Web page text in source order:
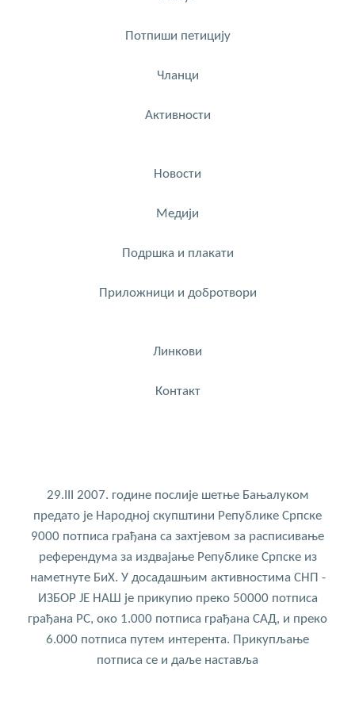
Потпиши петицију
Чланци
Активности
Новости
Медији
Подршка и плакати
Приложници и добротвори
Линкови
Контакт
29.III 2007. године послије шетње Бањалуком
предато је Народној скупштини Републике Српске
9000 потписа грађана са захтјевом за расписивање
референдума за издвајање Републике Српске из
наметнуте БиХ. У досадашњим активностима СНП -
ИЗБОР ЈЕ НАШ је прикупио преко 50000 потписа
грађана РС, око 1.000 потписа грађана САД, и преко
6.000 потписа путем интерента. Прикупљање
потписа се и даље наставља